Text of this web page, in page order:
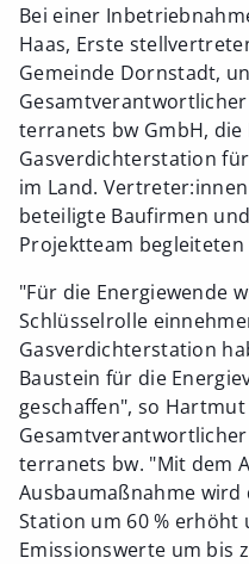
Bei einer
Haas, Erste
Gemeinde Dornstadt,
terranets bw GmbH,
Gasverdichterstation
im Land.
beteiligte Baufirmen
Projektteam begleiteten
"Für die Energiewende
Schlüsselrolle
Gasverdichterstation
Baustein für die
geschaffen", so
terranets bw. "Mit dem
Ausbaumaßnahme
Station um 60 % erhöht
Emissionswerte um bis